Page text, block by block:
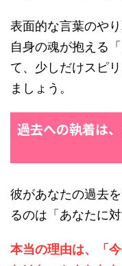
表面的な言葉のや
自身の魂が抱える
て、少しだけスピ
ましょう。
過去への執着は
彼があなたの過去
るのは「あなたに
本当の理由は、「